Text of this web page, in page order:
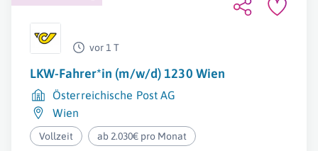
vor 1 T
LKW-Fahrer*in (m/w/d) 1230 Wien
Österreichische Post AG
Wien
Vollzeit ab 2.030€ pro Monat